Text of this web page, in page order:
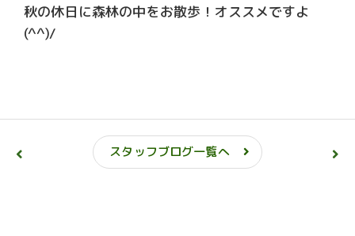
秋の休日に森林の中をお散歩！オススメですよ
(^^)/
スタッフブログ一覧へ